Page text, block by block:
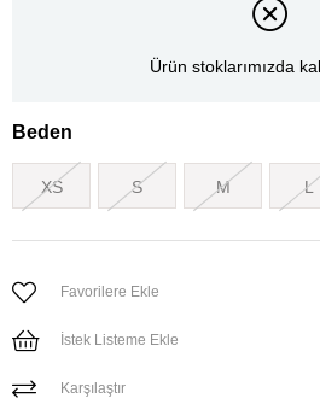
Ürün stoklarımızda
Beden
XS S M L
Favorilere Ekle
İstek Listeme Ekle
Karşılaştır